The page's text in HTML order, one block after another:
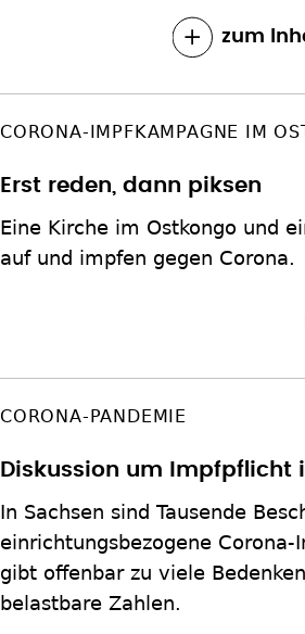
zum
CORONA-IMPFKAMPAGNE IM
Erst reden, dann ­piksen
Eine Kirche im Ostkongo und
auf und impfen gegen Corona.
CORONA-PANDEMIE
Diskussion um Impfpflicht
In Sachsen sind Tausende
einrichtungsbezogene
gibt offenbar zu viele
belastbare Zahlen.